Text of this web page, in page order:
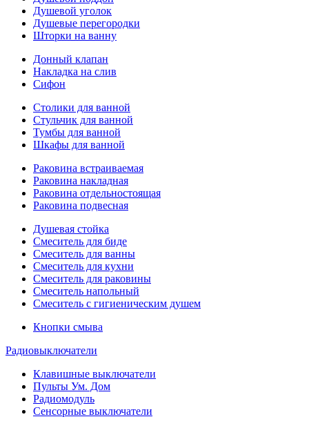
Душевой уголок
Душевые перегородки
Шторки на ванну
Донный клапан
Накладка на слив
Сифон
Столики для ванной
Стульчик для ванной
Тумбы для ванной
Шкафы для ванной
Раковина встраиваемая
Раковина накладная
Раковина отдельностоящая
Раковина подвесная
Душевая стойка
Смеситель для биде
Смеситель для ванны
Смеситель для кухни
Смеситель для раковины
Смеситель напольный
Смеситель с гигиеническим душем
Кнопки смыва
Радиовыключатели
Клавишные выключатели
Пульты Ум. Дом
Радиомодуль
Сенсорные выключатели